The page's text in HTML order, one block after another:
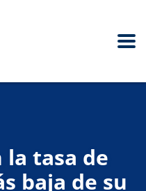
tasa de
baja de su